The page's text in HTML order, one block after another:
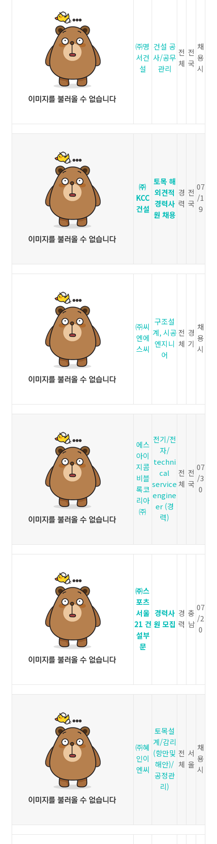
㈜명
서건
설
건설 공
사/공무
관리
전
체
전
국
채
용
시
㈜
KCC
건설
토목 해
외견적
경력사
원 채용
경
력
전
국
07
/1
9
㈜씨
엔에
스씨
구조설
계, 시공
엔지니
어
전
체
경
기
채
용
시
에스
아이
지콤
비블
록코
리아
㈜
전기/전
자/
techni
cal
service
engine
er (경
력)
전
체
전
국
07
/3
0
㈜스
포츠
서울
21 건
설부
문
경력사
원 모집
경
력
충
남
07
/2
0
㈜혜
인이
엔씨
토목설
계/감리
(항만및
해안)/
공정관
리)
전
체
서
울
채
용
시